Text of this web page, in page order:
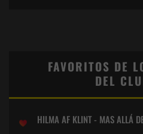
FAVORITOS DE
DEL
HILMA AF KLINT - MAS ALLÁ